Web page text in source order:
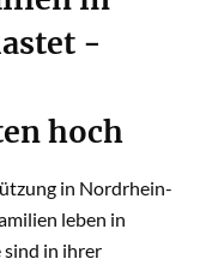
-
hoch
in Nordrhein-
leben in
sind in ihrer